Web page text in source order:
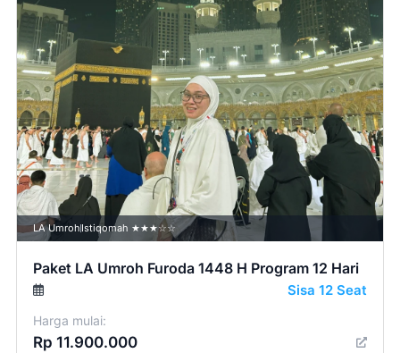
LA Umroh Istiqomah ★★★☆☆
Paket LA Umroh Furoda 1448 H Program 12 Hari
Sisa 12 Seat
Harga mulai:
Rp 11.900.000